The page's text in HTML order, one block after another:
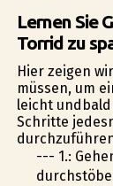
Lernen Sie
Torrid zu
Hier zeigen
müssen, um
leicht undbald
Schritte
--- 1.: